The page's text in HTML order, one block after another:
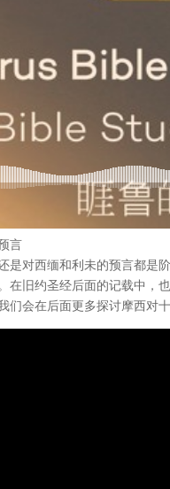
言
是对西缅和利未的预言都是
在旧约圣经后面的记载中，
们会在后面更多探讨摩西对